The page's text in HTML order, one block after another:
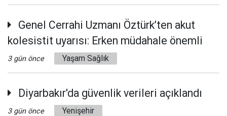
Genel Cerrahi Uzmanı Öztürk’ten akut
kolesistit uyarısı: Erken müdahale önemli
3 gün önce Yaşam Sağlık
Diyarbakır'da güvenlik verileri açıklandı
3 gün önce Yenişehir